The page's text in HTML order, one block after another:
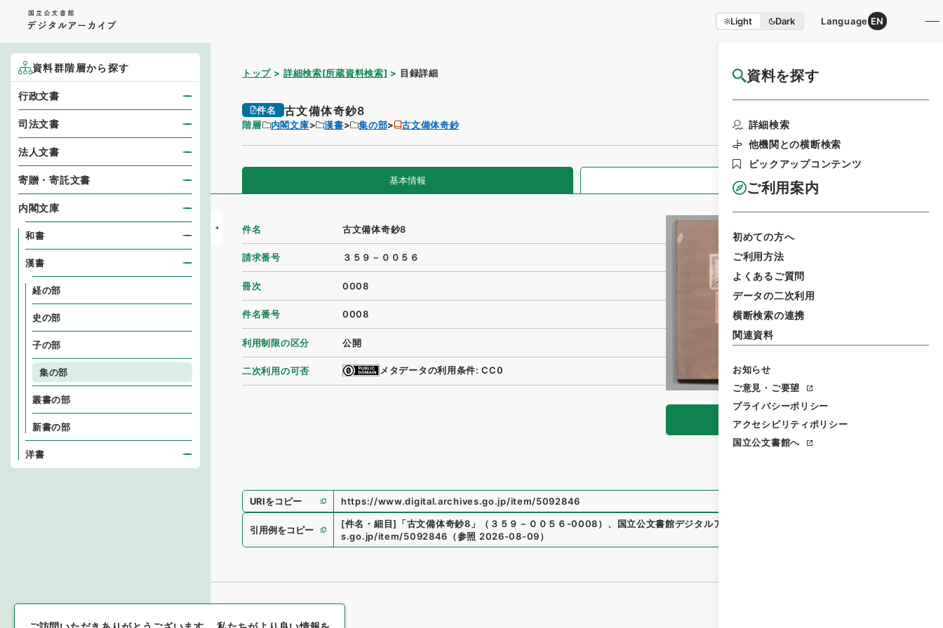
Light Dark Language EN
資料を探す
詳細検索
他機関との横断検索
ピックアップコンテンツ
ご利用案内
初めての方へ
ご利用方法
よくあるご質問
データの二次利用
横断検索の連携
関連資料
お知らせ
ご意見・ご要望
プライバシーポリシー
アクセシビリティポリシー
国立公文書館へ
トップ 詳細検索[所蔵資料検索] 目録詳細 国立公文書館HP利用案内
件名 古文備体奇鈔8
階層 内閣文庫 漢書 集の部 古文備体奇鈔
基本情報 全ての情報
閲覧
件名 古文備体奇鈔8
請求番号 ３５９－００５６
冊次 0008
件名番号 0008
利用制限の区分 公開
二次利用の可否 メタデータの利用条件: CC0
URIをコピー https://www.digital.archives.go.jp/item/5092846
引用例をコピー
[件名・細目] 「古文備体奇鈔8 」 （ ３５９－００５６-0008） 、 国立公文書館デジタルアーカイブ
s.go.jp/item/5092846 （参照 2026-08-09）
資料群階層から探す
行政文書
司法文書
法人文書
寄贈・寄託文書
内閣文庫
和書
漢書
経の部
史の部
子の部
集の部
叢書の部
新書の部
洋書